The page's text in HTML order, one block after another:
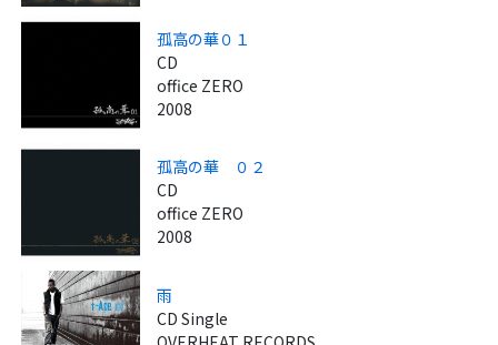
孤高の華０１
CD
office ZERO
2008
孤高の華 ０２
CD
office ZERO
2008
雨
CD Single